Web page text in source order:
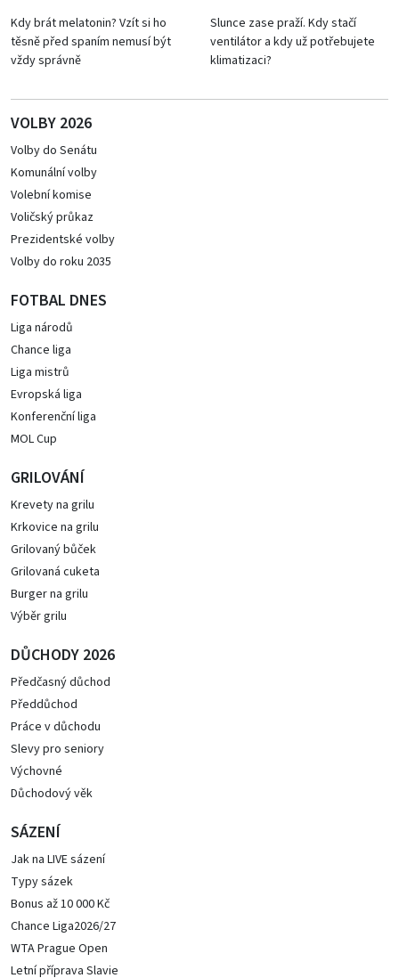
Kdy brát melatonin? Vzít si ho
těsně před spaním nemusí být
vždy správně
Slunce zase praží. Kdy stačí
ventilátor a kdy už potřebujete
klimatizaci?
VOLBY 2026
Volby do Senátu
Komunální volby
Volební komise
Voličský průkaz
Prezidentské volby
Volby do roku 2035
FOTBAL DNES
Liga národů
Chance liga
Liga mistrů
Evropská liga
Konferenční liga
MOL Cup
GRILOVÁNÍ
Krevety na grilu
Krkovice na grilu
Grilovaný bůček
Grilovaná cuketa
Burger na grilu
Výběr grilu
DŮCHODY 2026
Předčasný důchod
Předdůchod
Práce v důchodu
Slevy pro seniory
Výchovné
Důchodový věk
SÁZENÍ
Jak na LIVE sázení
Typy sázek
Bonus až 10 000 Kč
Chance Liga2026/27
WTA Prague Open
Letní příprava Slavie